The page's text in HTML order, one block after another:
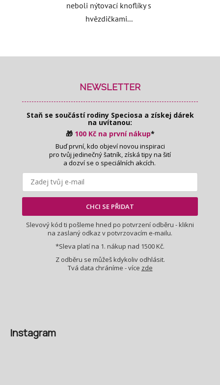
neboli nýtovací knoflíky s
hvězdičkami...
Z
NEWSLETTER
Staň se součástí rodiny Speciosa a získej dárek
na uvítanou:
🎁 100 Kč na první nákup*
Buď první, kdo objeví novou inspiraci
pro tvůj jedinečný šatník, získá tipy na šití
a dozví se o speciálních akcích.
CHCI SE PŘIDAT
Slevový kód ti pošleme hned po potvrzení odběru - klikni
na zaslaný odkaz v potvrzovacím e-mailu.
*Sleva platí na 1. nákup nad 1500 Kč.
Z odběru se můžeš kdykoliv odhlásit.
Tvá data chráníme - více zde
Instagram